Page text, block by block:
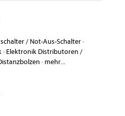
/ Not-Aus-Schalter·
· Elektronik Distributoren /
· mehr...